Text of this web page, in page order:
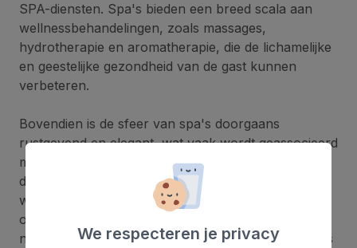
SPA-diensten. Spa's bieden een breed scala aan
wellnessbehandelingen, zoals massages,
hydrotherapie en aromatherapie, die de lichamelijke
en geestelijke gezondheid van de gast kunnen
verbeteren.
Bovendien is de sfeer van spa's doorgaans
rustgevend en elegant, wat vaak wordt geassocieerd
met hoogwaardige en luxueuze ervaringen en
diensten. Door spadiensten te koppelen aan hotels
wil men een dienst aanbieden aan een publiek dat
op zoek is naar een hoogwaardige ervaring en een
niveau van ontspanning en comfort dat superieur is
We respecteren je privacy